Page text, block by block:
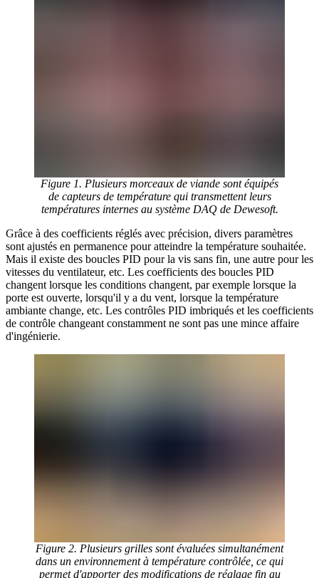
Figure 1. Plusieurs morceaux de viande sont équipés
de capteurs de température qui transmettent leurs
températures internes au système DAQ de Dewesoft.
Grâce à des coefficients réglés avec précision, divers paramètres
sont ajustés en permanence pour atteindre la température souhaitée.
Mais il existe des boucles PID pour la vis sans fin, une autre pour les
vitesses du ventilateur, etc. Les coefficients des boucles PID
changent lorsque les conditions changent, par exemple lorsque la
porte est ouverte, lorsqu'il y a du vent, lorsque la température
ambiante change, etc. Les contrôles PID imbriqués et les coefficients
de contrôle changeant constamment ne sont pas une mince affaire
d'ingénierie.
Figure 2. Plusieurs grilles sont évaluées simultanément
dans un environnement à température contrôlée, ce qui
permet d'apporter des modifications de réglage fin au